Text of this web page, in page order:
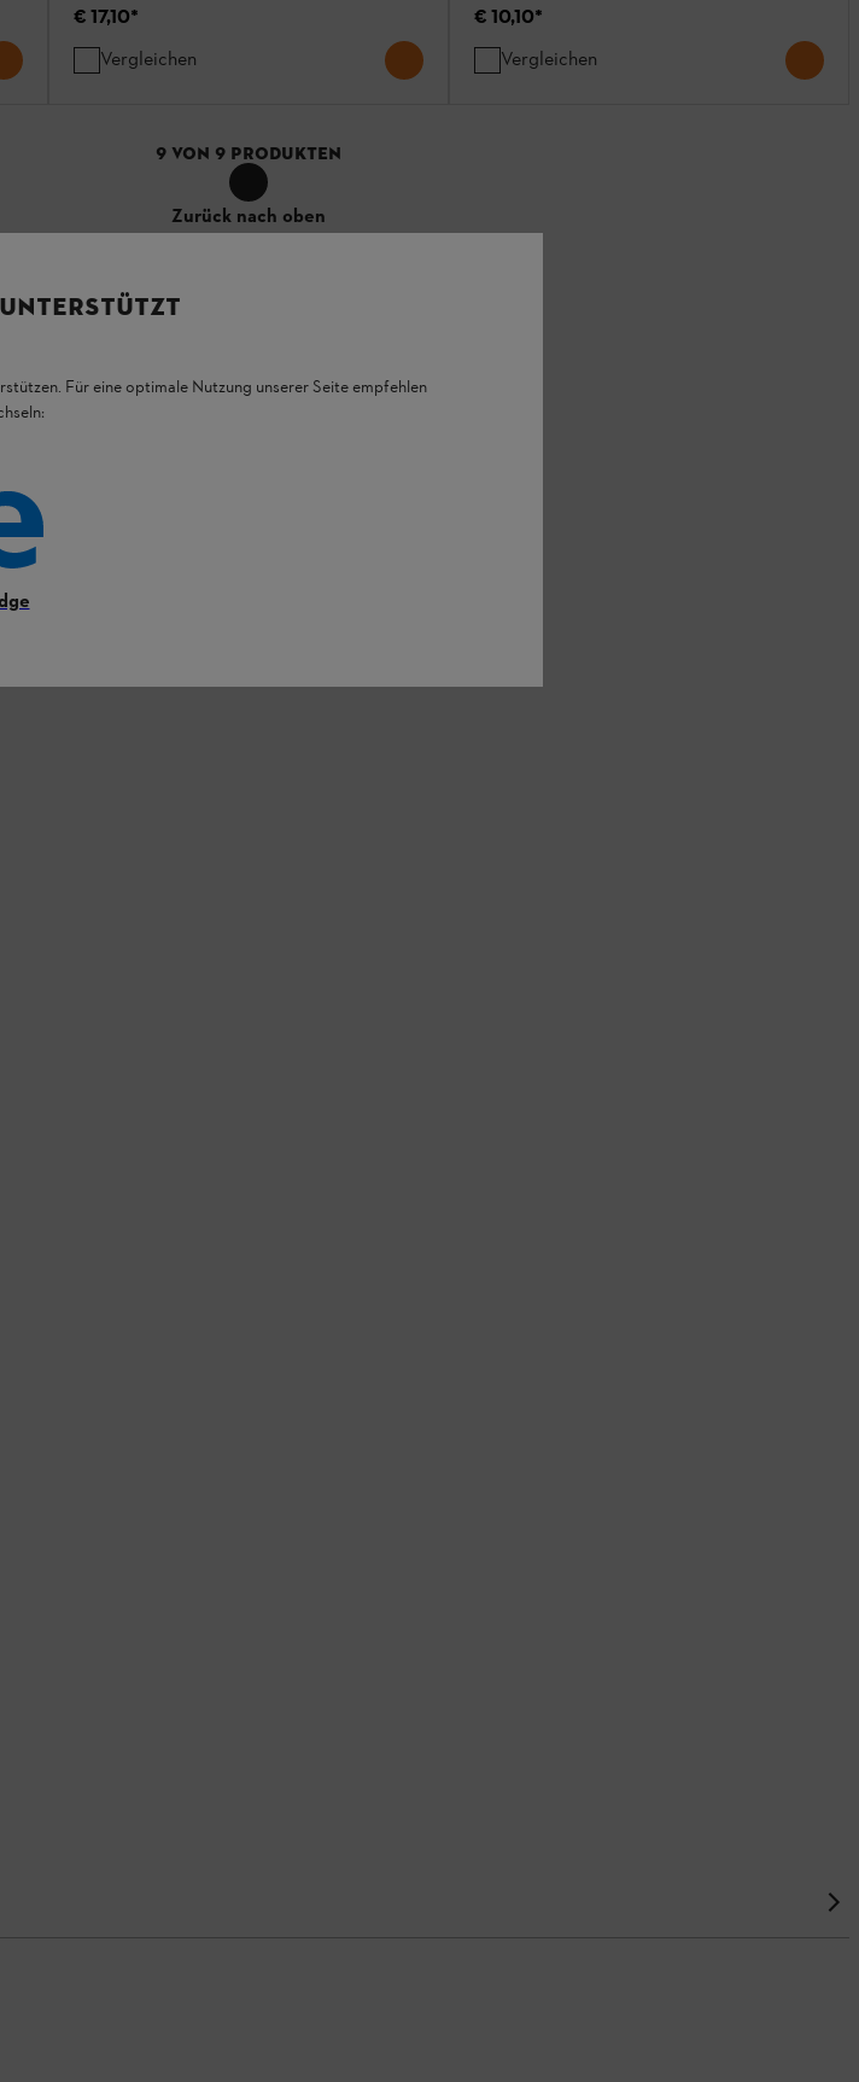
€ 17,10*
Vergleichen
€ 10,10*
Vergleichen
9 VON 9 PRODUKTEN
Zurück nach oben
Für eine optimale Nutzung unserer Seite empfehlen